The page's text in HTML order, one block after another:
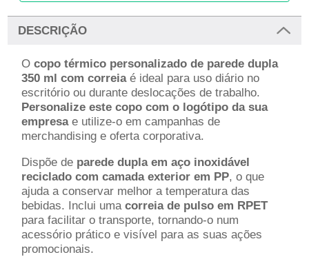
DESCRIÇÃO
Ocopo térmico personalizado de parede dupla
350 ml com correiaé ideal para uso diário no
escritório ou durante deslocações de trabalho.
Personalize este copo com o logótipo da sua
empresae utilize-o em campanhas de
merchandising e oferta corporativa.
Dispõe de parede dupla em aço inoxidável
reciclado com camada exterior em PP, o que
ajuda a conservar melhor a temperatura das
bebidas. Inclui umacorreia de pulso em RPET
para facilitar o transporte, tornando-o num
acessório prático e visível para as suas ações
promocionais.